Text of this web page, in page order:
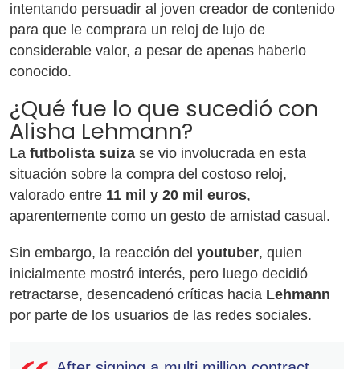
intentando persuadir al joven creador de contenido
para que le comprara un reloj de lujo de
considerable valor, a pesar de apenas haberlo
conocido.
¿Qué fue lo que sucedió con
Alisha Lehmann?
La futbolista suiza se vio involucrada en esta
situación sobre la compra del costoso reloj,
valorado entre 11 mil y 20 mil euros,
aparentemente como un gesto de amistad casual.
Sin embargo, la reacción del youtuber, quien
inicialmente mostró interés, pero luego decidió
retractarse, desencadenó críticas hacia Lehmann
por parte de los usuarios de las redes sociales.